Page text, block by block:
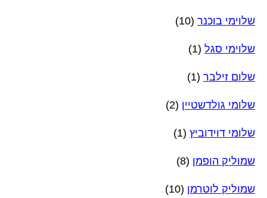
שלוימי בוכנר (10)
שלוימי סגל (1)
שלום זילבר (1)
שלומי גולדשטיין (2)
שלומי דוידוביץ (1)
שמוליק הופמן (8)
שמוליק לוטרמן (10)